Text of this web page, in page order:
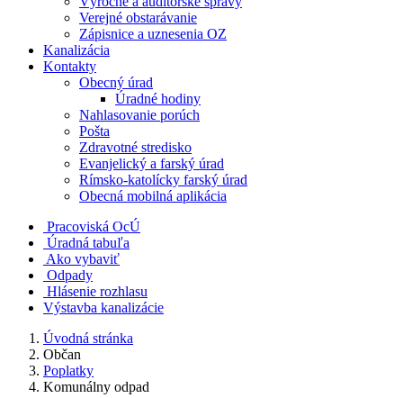
Verejné obstarávanie
Zápisnice a uznesenia OZ
Kanalizácia
Kontakty
Obecný úrad
Úradné hodiny
Nahlasovanie porúch
Pošta
Zdravotné stredisko
Evanjelický a farský úrad
Rímsko-katolícky farský úrad
Obecná mobilná aplikácia
Pracoviská OcÚ
Úradná tabuľa
Ako vybaviť
Odpady
Hlásenie rozhlasu
Výstavba kanalizácie
Úvodná stránka
Občan
Poplatky
Komunálny odpad